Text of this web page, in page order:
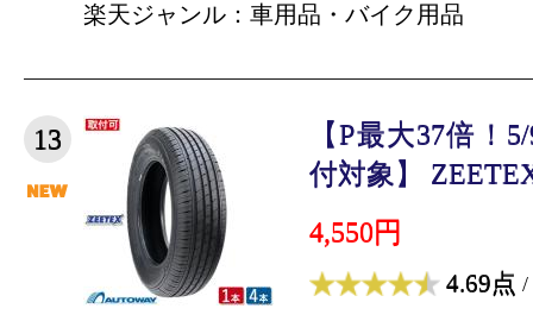
楽天ジャンル：車用品・バイク用品
13
【P最大37倍！
付対象】
4,550円
4.69点 /